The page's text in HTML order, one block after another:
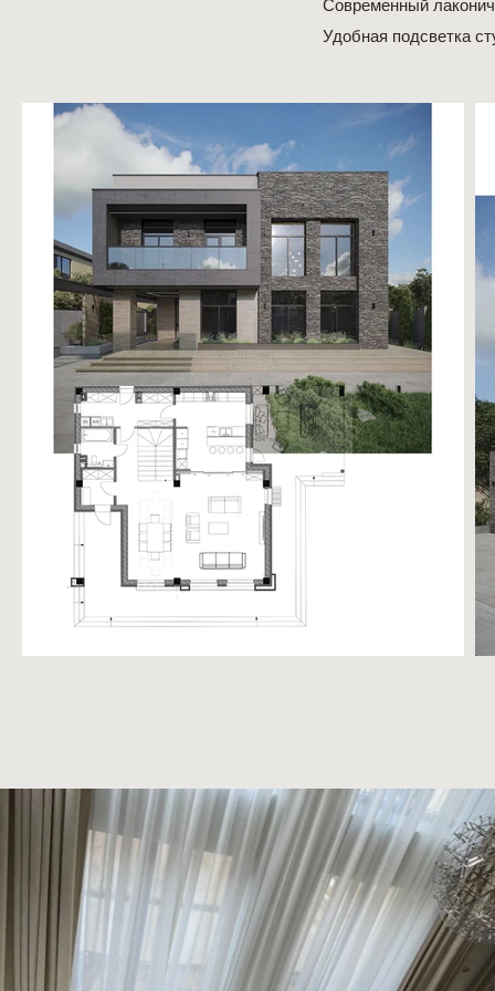
Современный
Удобная подсветка